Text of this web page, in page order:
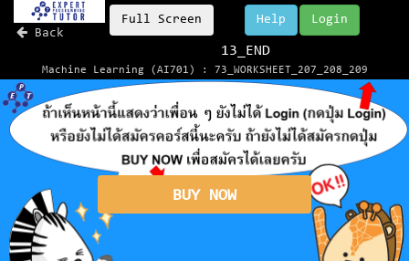
Back
Full Screen Login
Help
13_END
Machine Learning (AI701) : 73_WORKSHEET_207_208_209
BUY NOW